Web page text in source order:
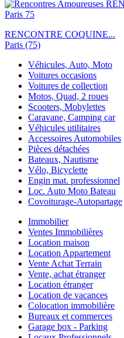
RENCONTRE COQUINE...
Paris (75)
Véhicules, Auto, Moto
Voitures occasions
Voitures de collection
Motos, Quad, 2 roues
Scooters, Mobylettes
Caravane, Camping car
Véhicules utilitaires
Accessoires Automobiles
Pièces détachées
Bateaux, Nautisme
Vélo, Bicyclette
Engin mat. professionnel
Loc. Auto Moto Bateau
Covoiturage-Autopartage
Immobilier
Ventes Immobilières
Location maison
Location Appartement
Vente Achat Terrain
Vente, achat étranger
Location étranger
Location de vacances
Colocation immobilière
Bureaux et commerces
Garage box - Parking